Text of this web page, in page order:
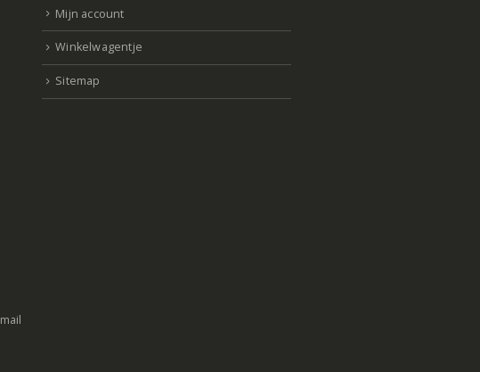
Mijn account
Winkelwagentje
Sitemap